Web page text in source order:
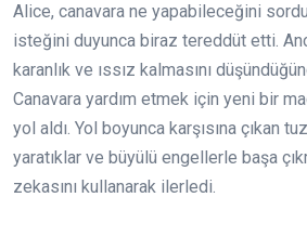
Alice, canavara ne yapabileceğini
isteğini duyunca biraz tereddüt etti.
karanlık ve ıssız kalmasını
Canavara yardım etmek için yeni bir
yol aldı. Yol boyunca karşısına çıkan
yaratıklar ve büyülü engellerle başa
zekasını kullanarak ilerledi.